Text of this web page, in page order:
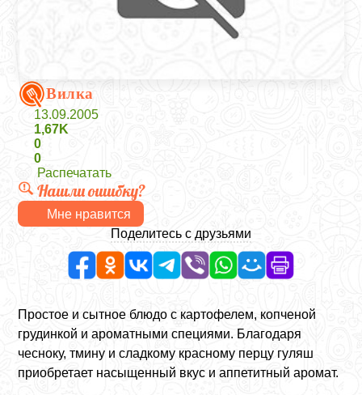
Вилка
13.09.2005
1,67K
0
0
Распечатать
Нашли ошибку?
Мне нравится
Поделитесь с друзьями
Простое и сытное блюдо с картофелем, копченой
грудинкой и ароматными специями. Благодаря
чесноку, тмину и сладкому красному перцу гуляш
приобретает насыщенный вкус и аппетитный аромат.